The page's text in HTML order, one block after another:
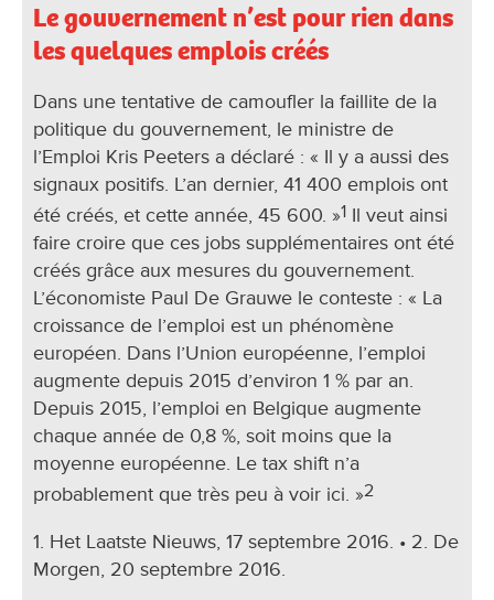
Le gouvernement n’est pour rien dans
les quelques emplois créés
Dans une tentative de camoufler la faillite de la
politique du gouvernement, le ministre de
l’Emploi Kris Peeters a déclaré : « Il y a aussi des
signaux positifs. L’an dernier, 41 400 emplois ont
été créés, et cette année, 45 600. »1 Il veut ainsi
faire croire que ces jobs supplémentaires ont été
créés grâce aux mesures du gouvernement.
L’économiste Paul De Grauwe le conteste : « La
croissance de l’emploi est un phénomène
européen. Dans l’Union européenne, l’emploi
augmente depuis 2015 d’environ 1 % par an.
Depuis 2015, l’emploi en Belgique augmente
chaque année de 0,8 %, soit moins que la
moyenne européenne. Le tax shift n’a
probablement que très peu à voir ici. »2
1. Het Laatste Nieuws, 17 septembre 2016. • 2. De
Morgen, 20 septembre 2016.